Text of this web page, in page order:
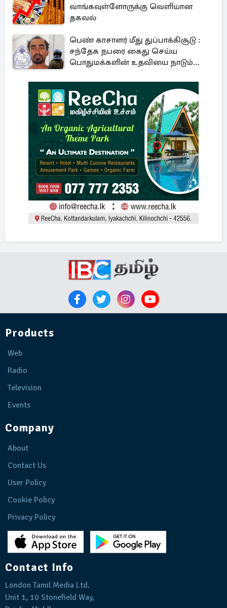
வாங்கவுள்ளோருக்கு வெளியான
தகவல்
பெண் காசாளர் மீது துப்பாக்கிசூடு :
சந்தேக நபரை கைது செய்ய
பொதுமக்களின் உதவியை நாடும்
Products
Web
Radio
Television
Events
Company
About
Contact Us
User Policy
Cookie Policy
Privacy Policy
Contact Info
London Tamil Media Ltd.
Unit 1, 10 Stonefield Way,